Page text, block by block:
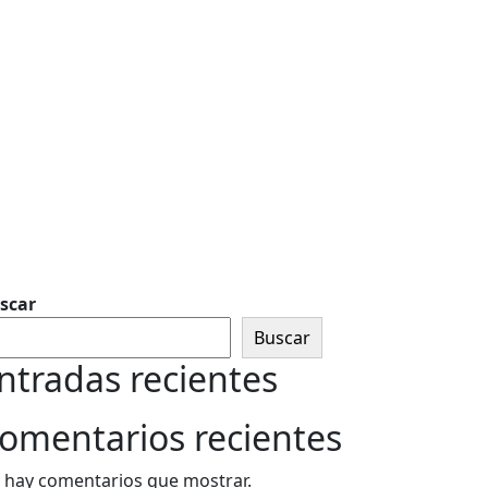
Buscar
recientes
recientes
hay comentarios que mostrar.